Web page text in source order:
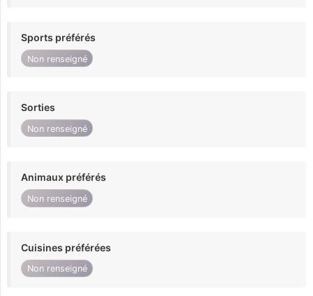
Sports préférés
Non renseigné
Sorties
Non renseigné
Animaux préférés
Non renseigné
Cuisines préférées
Non renseigné